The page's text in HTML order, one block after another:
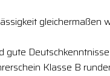
gleichermaßen
gute
Klasse B